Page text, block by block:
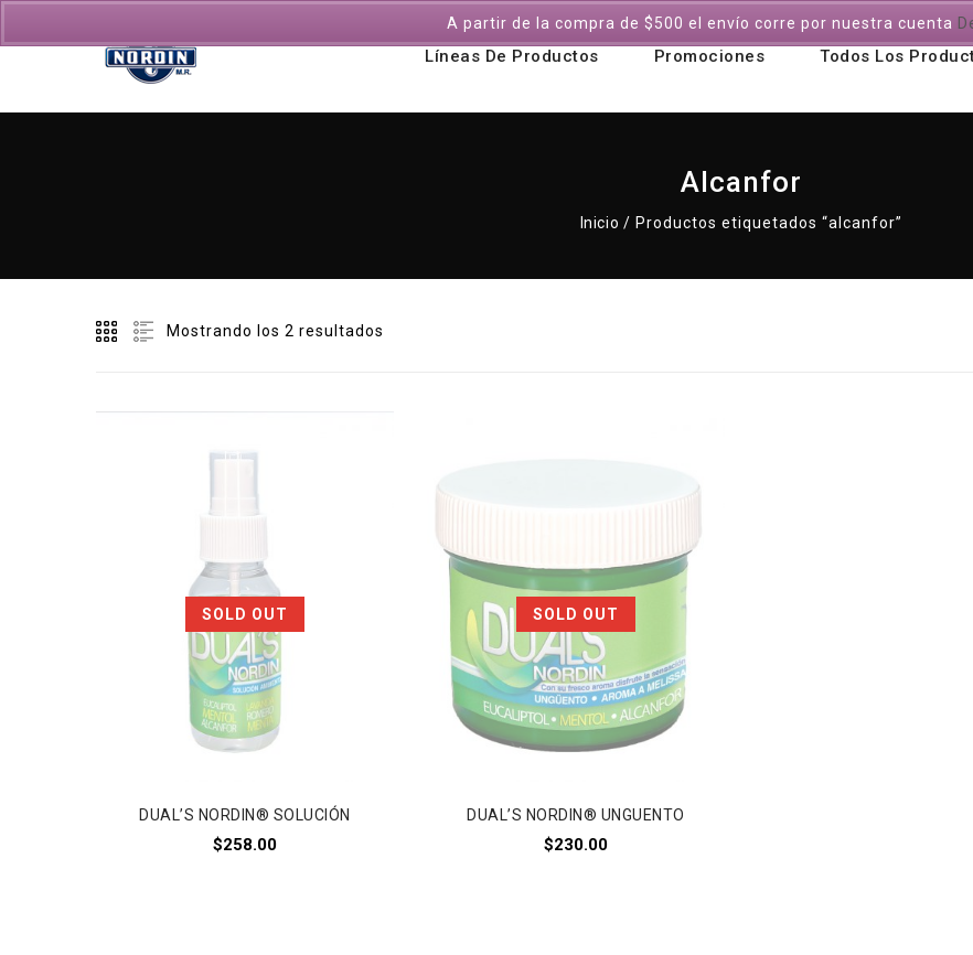
Líneas De Productos Promociones Todos Los
Alcanfor
Inicio / Productos etiquetados “alcanfor”
Mostrando los 2 resultados
SOLD OUT
DUAL’S NORDIN® SOLUCIÓN
$258.00
SOLD OUT
DUAL’S NORDIN® UNGUENTO
$230.00
A partir de la compra de $500 el envío corre por nuestra cuenta